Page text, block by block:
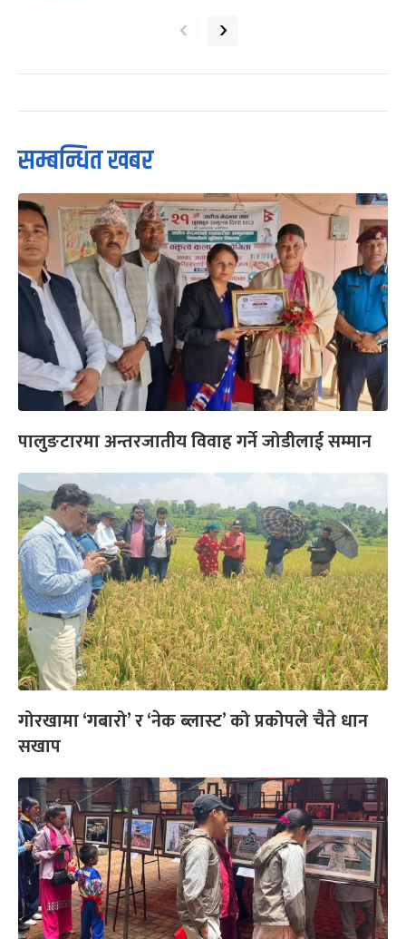
‹ ›
सम्बन्धित खबर
पालुङटारमा अन्तरजातीय विवाह गर्ने जोडीलाई सम्मान
गोरखामा ‘गबारो’ र ‘नेक ब्लास्ट’ को प्रकोपले चैते धान
सखाप